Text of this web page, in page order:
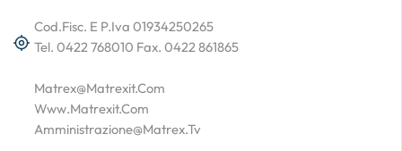
Cod.Fisc. E P.Iva 01934250265
Tel. 0422 768010 Fax. 0422 861865
Matrex@matrexit.com
Www.matrexit.com
Amministrazione@matrex.tv